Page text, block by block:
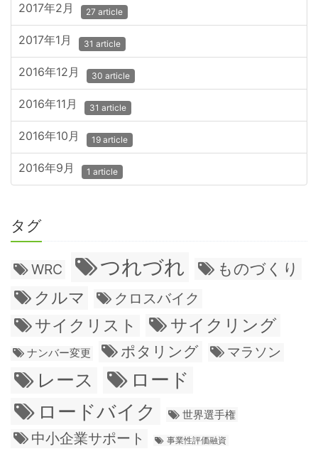
2017年2月 27 article
2017年1月 31 article
2016年12月 30 article
2016年11月 31 article
2016年10月 19 article
2016年9月 1 article
タグ
WRC つれづれ ものづくり
クルマ クロスバイク
サイクリスト サイクリング
ナンバー変更 ポタリング マラソン
レース
ロード
ロードバイク
世界選手権
中小企業サポート 事業性評価融資